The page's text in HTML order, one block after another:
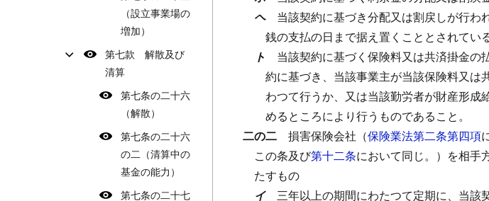
（設立事業場の
増加）
第七款 解散及び
清算
第七条の二十六
（解散）
第七条の二十六
の二（清算中の
基金の能力）
第七条の二十七
ヘ 当該契約に基づき分配又は割戻しが行
銭の支払の日まで据え置くこととされてい
ト 当該契約に基づく保険料又は共済掛金
約に基づき、当該事業主が当該保険料又
わつて行うか、又は当該勤労者が財産形成
めるところにより行うものであること。
二の二 損害保険会社（保険業法第二条第四項
この条及び第十二条において同じ。）を相手
たすもの
イ 三年以上の期間にわたつて定期に、当該